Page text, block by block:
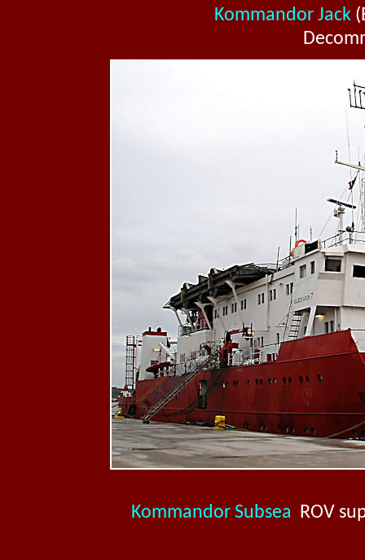
Kommandor Jack
Kommandor Subsea ROV